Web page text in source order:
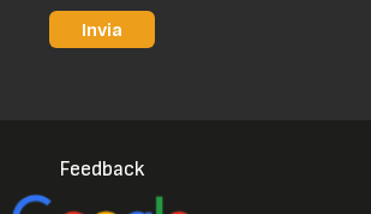
Invia
Feedback